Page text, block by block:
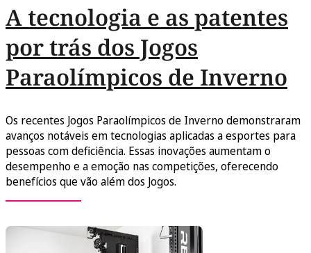
A tecnologia e as patentes
por trás dos Jogos
Paraolímpicos de Inverno
Os recentes Jogos Paraolímpicos de Inverno demonstraram
avanços notáveis em tecnologias aplicadas a esportes para
pessoas com deficiência. Essas inovações aumentam o
desempenho e a emoção nas competições, oferecendo
benefícios que vão além dos Jogos.